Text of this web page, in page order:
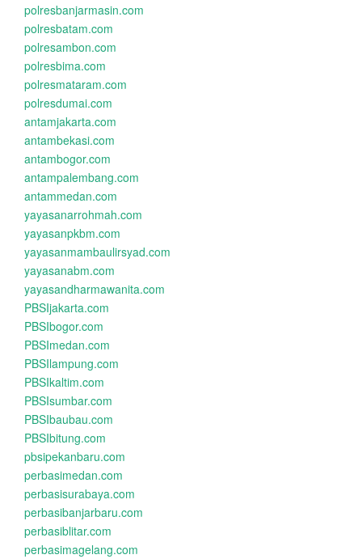
polresbanjarmasin.com
polresbatam.com
polresambon.com
polresbima.com
polresmataram.com
polresdumai.com
antamjakarta.com
antambekasi.com
antambogor.com
antampalembang.com
antammedan.com
yayasanarrohmah.com
yayasanpkbm.com
yayasanmambaulirsyad.com
yayasanabm.com
yayasandharmawanita.com
PBSIjakarta.com
PBSIbogor.com
PBSImedan.com
PBSIlampung.com
PBSIkaltim.com
PBSIsumbar.com
PBSIbaubau.com
PBSIbitung.com
pbsipekanbaru.com
perbasimedan.com
perbasisurabaya.com
perbasibanjarbaru.com
perbasiblitar.com
perbasimagelang.com